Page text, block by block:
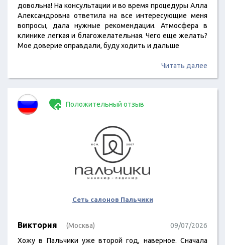
довольна! На консультации и во время процедуры Алла
Александровна ответила на все интересующие меня
вопросы, дала нужные рекомендации. Атмосфера в
клинике легкая и благожелательная. Чего еще желать?
Мое доверие оправдали, буду ходить и дальше
Читать далее
Положительный отзыв
Сеть салонов Пальчики
Виктория (Москва)
09/07/2026
Хожу в Пальчики уже второй год, наверное. Сначала